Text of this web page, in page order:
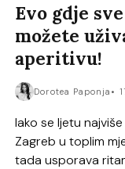
Evo gdje
možete
aperitivu!
Dorotea Paponja
Iako se ljetu
Zagreb u toplim
tada usporava